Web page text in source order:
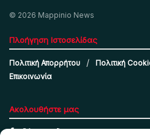
© 2026 Mappinio News
Πλοήγηση Ιστοσελίδας
Πολιτική Απορρήτου Πολιτική
Επικοινωνία
Ακολουθήστε μας